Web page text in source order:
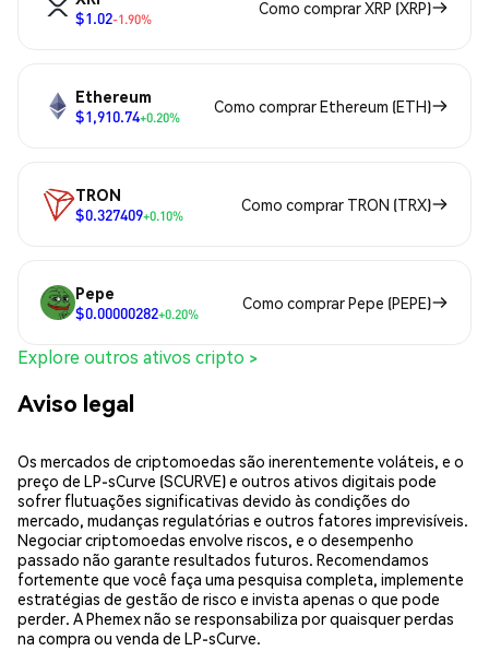
$1.02-1.90%
Como comprar XRP (XRP)
Ethereum
$1,910.74+0.20%
Como comprar Ethereum (ETH)
TRON
$0.327409+0.10%
Como comprar TRON (TRX)
Pepe
$0.00000282+0.20%
Como comprar Pepe (PEPE)
Explore outros ativos cripto >
Aviso legal
Os mercados de criptomoedas são inerentemente voláteis, e o
preço de LP-sCurve (SCURVE) e outros ativos digitais pode
sofrer flutuações significativas devido às condições do
mercado, mudanças regulatórias e outros fatores imprevisíveis.
Negociar criptomoedas envolve riscos, e o desempenho
passado não garante resultados futuros. Recomendamos
fortemente que você faça uma pesquisa completa, implemente
estratégias de gestão de risco e invista apenas o que pode
perder. A Phemex não se responsabiliza por quaisquer perdas
na compra ou venda de LP-sCurve.